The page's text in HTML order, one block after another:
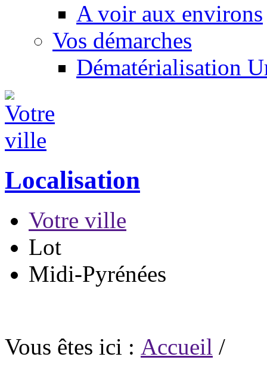
A voir aux environs
Vos démarches
Dématérialisation
Localisation
Votre ville
Lot
Midi-Pyrénées
Vous êtes ici : Accueil /